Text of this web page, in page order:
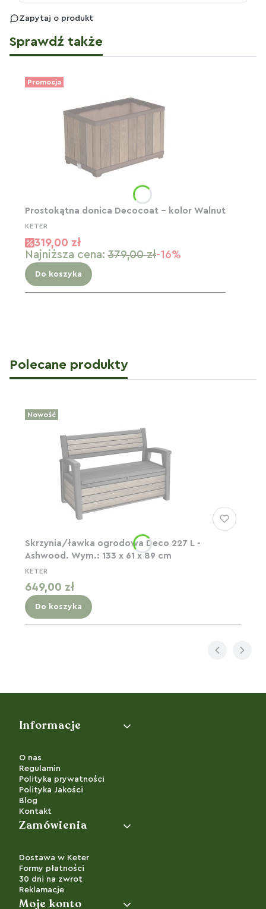
Zapytaj o produkt
Sprawdź także
Promocja
Prostokątna donica Decocoat – kolor Walnut
KETER
319,00 zł
Najniższa cena: 379,00 zł-16%
Do koszyka
Polecane produkty
Nowość
Skrzynia/ławka ogrodowa Deco 227 L -
Ashwood. Wym.: 133 x 61 x 89 cm
KETER
Cena
649,00 zł
Do koszyka
Linki w stopce
Informacje
O nas
Regulamin
Polityka prywatności
Polityka Jakości
Blog
Kontakt
Zamówienia
Dostawa w Keter
Formy płatności
30 dni na zwrot
Reklamacje
Moje konto